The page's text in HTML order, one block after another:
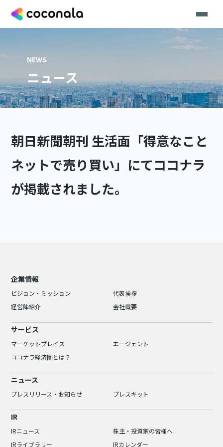
NEWS
ニュース
朝日新聞朝刊 生活面「得意なこと
ネットで売り買い」にてココナラ
が掲載されました。
企業情報
ビジョン・ミッション
代表挨拶
経営陣紹介
会社概要
サービス
マーケットプレイス
エージェント
ココナラ経済圏とは？
ニュース
プレスリリース・お知らせ プレスキット
IR
IRニュース
株主・投資家の皆様へ
IRライブラリー
IRカレンダー